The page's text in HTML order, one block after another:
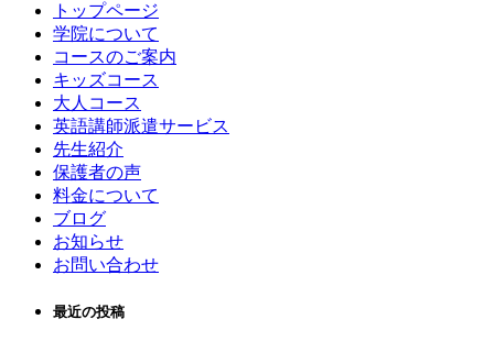
トップページ
学院について
コースのご案内
キッズコース
大人コース
英語講師派遣サービス
先生紹介
保護者の声
料金について
ブログ
お知らせ
お問い合わせ
最近の投稿